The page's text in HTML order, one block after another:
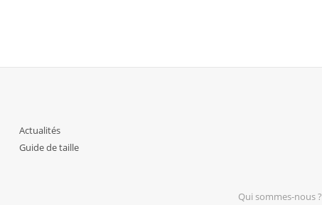
Actualités
Guide de taille
Qui sommes-nous ?